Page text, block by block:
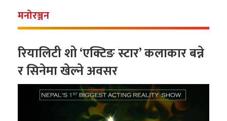
मनोरञ्जन
रियालिटी शो ‘एक्टिङ स्टार’ कलाकार बन्ने
र सिनेमा खेल्ने अवसर